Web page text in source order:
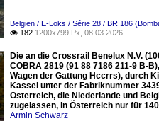
Belgien / E-Loks / Série 28 / BR 186
 182 1200x799 Px, 08.03.2026
Die an die Crossrail Benelux N.V.
COBRA 2819 (91 88 7186 211-9 B-
Wagen der Gattung Hccrrs), durch
Kassel unter der Fabriknummer
Österreich, die Niederlande und
zugelassen, in Österreich nur für
Armin Schwarz